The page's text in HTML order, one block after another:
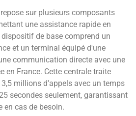
sur plusieurs composants
une assistance rapide en
de base comprend un
et un terminal équipé d'une
communication directe avec une
en France. Cette centrale traite
millions d'appels avec un temps
secondes seulement, garantissant
en cas de besoin.